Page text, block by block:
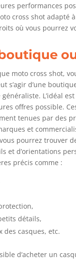
performances
cross shot adapté
où vous pourrez
moto cross shot,
s’agir d’une
L’idéal
offres possible.
tenues par des
et
pourrez trouver
et d’orientations
précis comme :
détails,
des casques, etc.
d’acheter un